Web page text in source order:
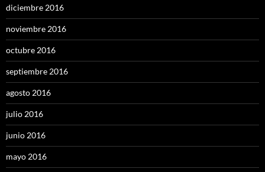
diciembre 2016
noviembre 2016
octubre 2016
septiembre 2016
agosto 2016
julio 2016
junio 2016
mayo 2016